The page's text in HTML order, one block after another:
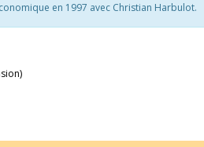
en 1997 avec Christian Harbulot.